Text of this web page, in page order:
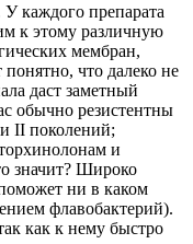
каждого препарата
к этому различную
мембран,
что далеко не
даст заметный
обычно резистентны
II поколений;
и
значит? Широко
ни в каком
флавобактерий).
как к нему быстро